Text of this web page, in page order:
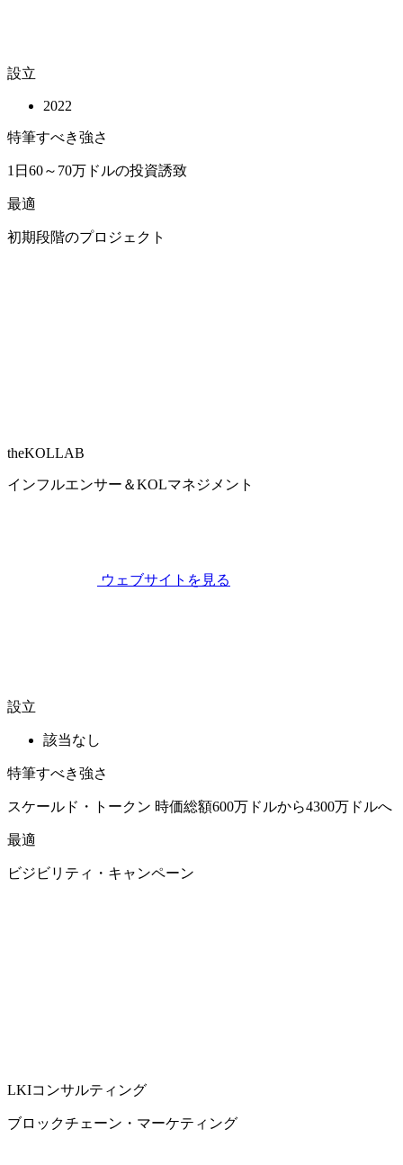
設立
2022
特筆すべき強さ
1日60～70万ドルの投資誘致
最適
初期段階のプロジェクト
theKOLLAB
インフルエンサー＆KOLマネジメント
ウェブサイトを見る
設立
該当なし
特筆すべき強さ
スケールド・トークン 時価総額600万ドルから4300万ドルへ
最適
ビジビリティ・キャンペーン
LKIコンサルティング
ブロックチェーン・マーケティング